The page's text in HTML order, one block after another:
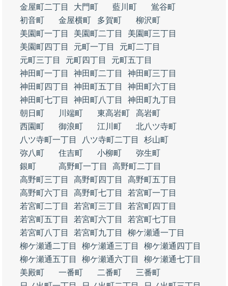
金屋町二丁目
大門町 藍川町
鴬谷町
初音町
金屋横町 多賀町
柳沢町
美園町一丁目
美園町二丁目
美園町三丁目
美園町四丁目
元町一丁目
元町二丁目
元町三丁目
元町四丁目
元町五丁目
神田町一丁目
神田町二丁目
神田町三丁目
神田町四丁目
神田町五丁目
神田町六丁目
神田町七丁目
神田町八丁目
神田町九丁目
朝日町
川端町 東高岩町
高岩町
西園町
御浪町 江川町
北八ツ寺町
八ツ寺町一丁目
八ツ寺町二丁目
杉山町
弥八町
住吉町 小柳町
弥生町
銀町
高野町一丁目
高野町二丁目
高野町三丁目
高野町四丁目
高野町五丁目
高野町六丁目
高野町七丁目
若宮町一丁目
若宮町二丁目
若宮町三丁目
若宮町四丁目
若宮町五丁目
若宮町六丁目
若宮町七丁目
若宮町八丁目
若宮町九丁目
柳ケ瀬通一丁目
柳ケ瀬通二丁目
柳ケ瀬通三丁目
柳ケ瀬通四丁目
柳ケ瀬通五丁目
柳ケ瀬通六丁目
柳ケ瀬通七丁目
美殿町
一番町 二番町
三番町